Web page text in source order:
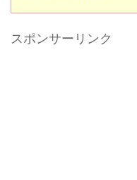
スポンサーリンク